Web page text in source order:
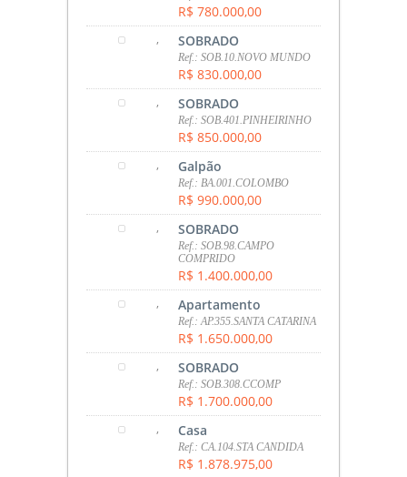
R$ 780.000,00
, SOBRADO
Ref.: SOB.10.NOVO MUNDO
R$ 830.000,00
, SOBRADO
Ref.: SOB.401.PINHEIRINHO
R$ 850.000,00
, Galpão
Ref.: BA.001.COLOMBO
R$ 990.000,00
, SOBRADO
Ref.: SOB.98.CAMPO
COMPRIDO
R$ 1.400.000,00
, Apartamento
Ref.: AP.355.SANTA CATARINA
R$ 1.650.000,00
, SOBRADO
Ref.: SOB.308.CCOMP
R$ 1.700.000,00
, Casa
Ref.: CA.104.STA CANDIDA
R$ 1.878.975,00